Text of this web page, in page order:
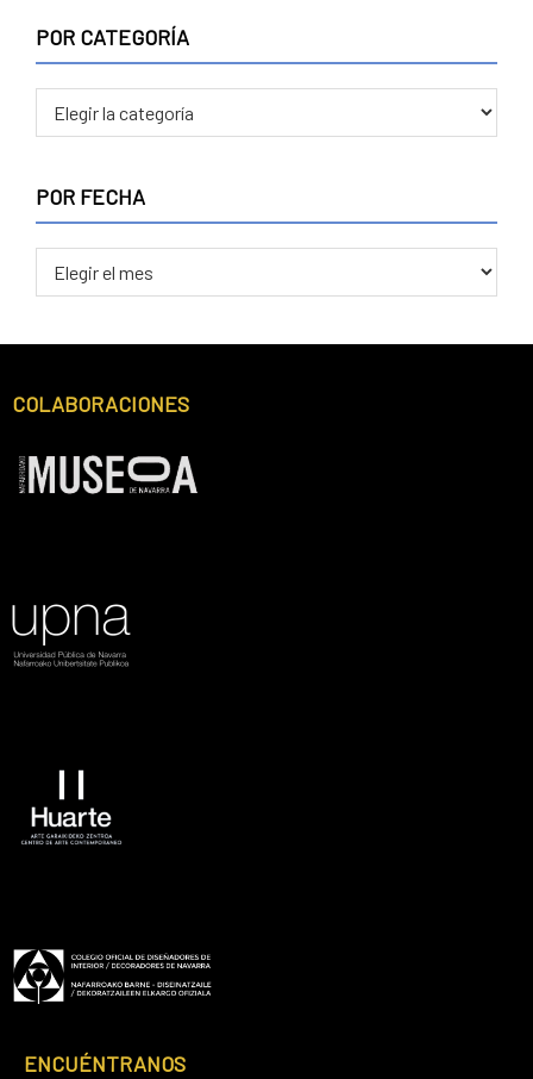
POR CATEGORÍA
CATEGORÍA
POR FECHA
FECHA
Footer
COLABORACIONES
Footer
ENCUÉNTRANOS